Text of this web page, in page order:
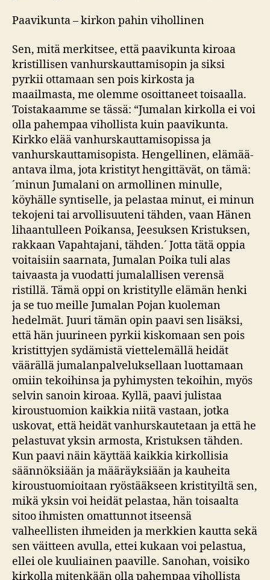
Paavikunta – kirkon pahin vihollinen
Sen, mitä merkitsee, että paavikunta kiroaa
kristillisen vanhurskauttamisopin ja siksi
pyrkii ottamaan sen pois kirkosta ja
maailmasta, me olemme osoittaneet toisaalla.
Toistakaamme se tässä: “Jumalan kirkolla ei voi
olla pahempaa vihollista kuin paavikunta.
Kirkko elää vanhurskauttamisopissa ja
vanhurskauttamisopista. Hengellinen, elämää-
antava ilma, jota kristityt hengittävät, on tämä:
´minun Jumalani on armollinen minulle,
köyhälle syntiselle, ja pelastaa minut, ei minun
tekojeni tai arvollisuuteni tähden, vaan Hänen
lihaantulleen Poikansa, Jeesuksen Kristuksen,
rakkaan Vapahtajani, tähden.´ Jotta tätä oppia
voitaisiin saarnata, Jumalan Poika tuli alas
taivaasta ja vuodatti jumalallisen verensä
ristillä. Tämä oppi on kristitylle elämän henki
ja se tuo meille Jumalan Pojan kuoleman
hedelmät. Juuri tämän opin paavi sen lisäksi,
että hän juurineen pyrkii kiskomaan sen pois
kristittyjen sydämistä viettelemällä heidät
väärällä jumalanpalveluksellaan luottamaan
omiin tekoihinsa ja pyhimysten tekoihin, myös
selvin sanoin kiroaa. Kyllä, paavi julistaa
kiroustuomion kaikkia niitä vastaan, jotka
uskovat, että heidät vanhurskautetaan ja että he
pelastuvat yksin armosta, Kristuksen tähden.
Kun paavi näin käyttää kaikkia kirkollisia
säännöksiään ja määräyksiään ja kauheita
kiroustuomioitaan ryöstääkseen kristityiltä sen,
mikä yksin voi heidät pelastaa, hän toisaalta
sitoo ihmisten omattunnot itseensä
valheellisten ihmeiden ja merkkien kautta sekä
sen väitteen avulla, ettei kukaan voi pelastua,
ellei ole kuuliainen paaville. Sanohan, voisiko
kirkolla mitenkään olla pahempaa vihollista